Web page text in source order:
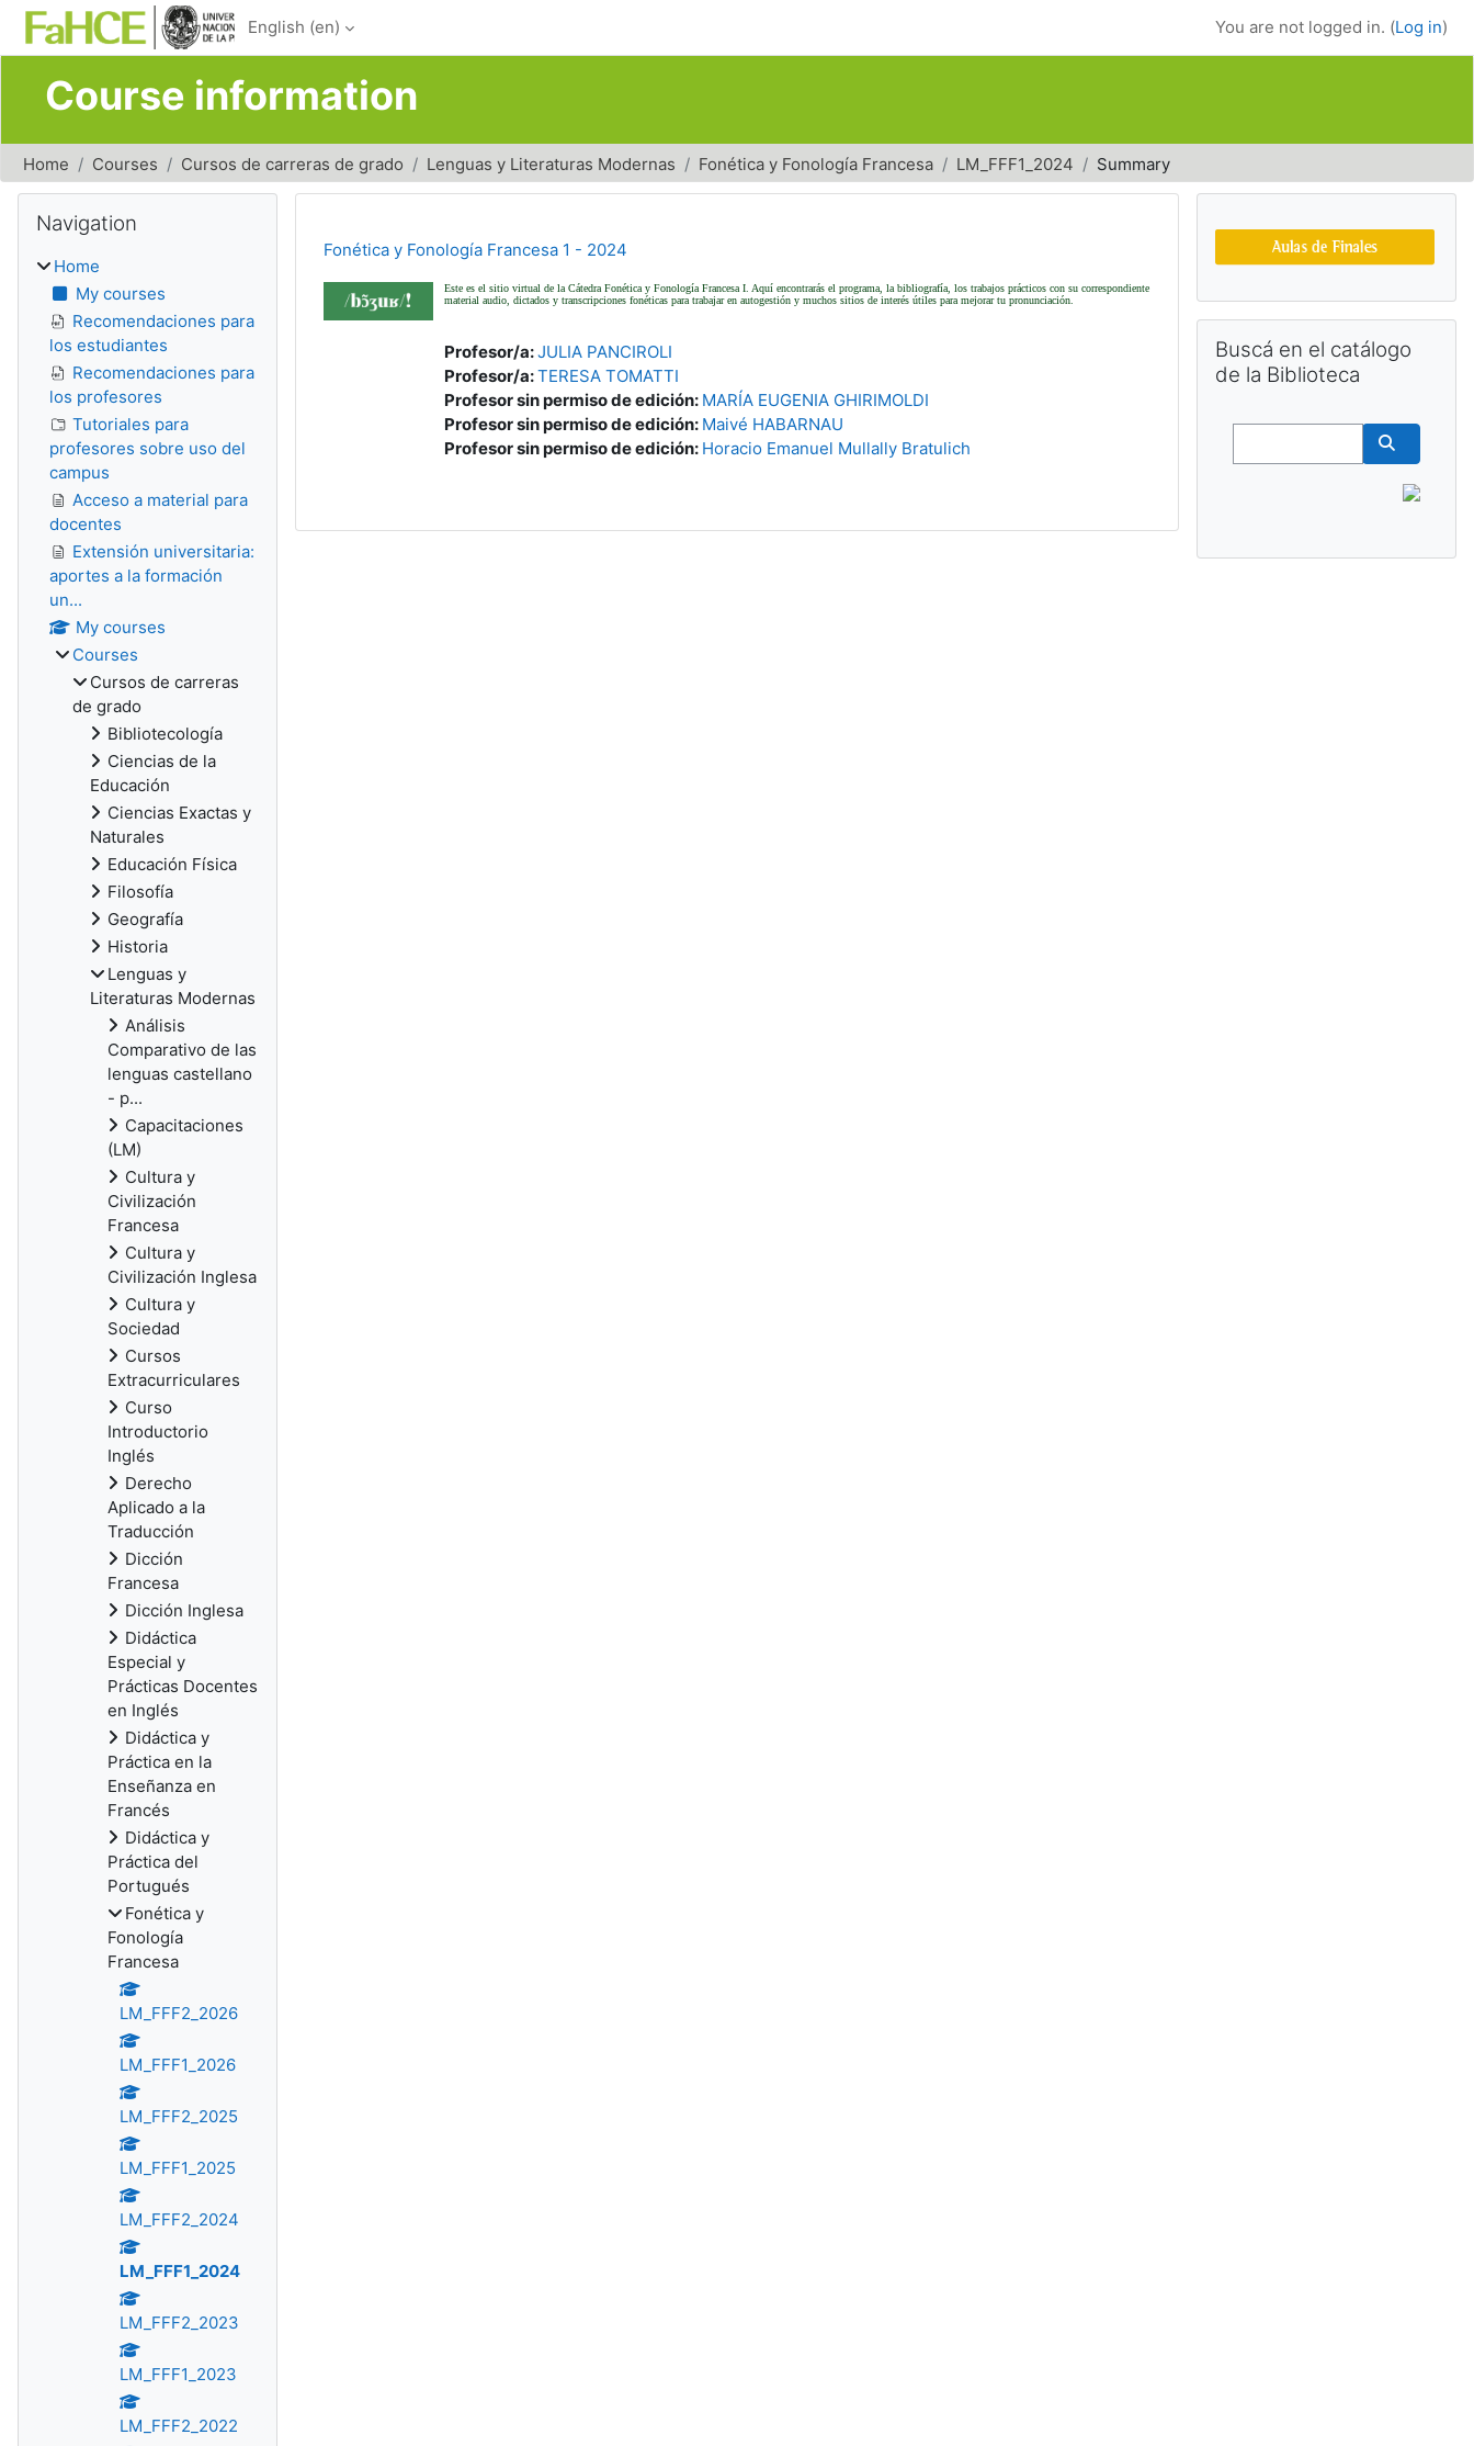
Skip to main content
English ‎(en)‎ You are not logged in. (Log in)
Course information
Home Courses Cursos de carreras de grado Lenguas y Literaturas Modernas Fonética y Fonología Francesa LM_FFF1_2024 Summary
Fonética y Fonología Francesa 1 - 2024
Este es el sitio virtual de la Cátedra Fonética y Fonología Francesa I. Aquí encontrarás el programa, la bibliografía, los trabajos prácticos con su correspondiente
material audio, dictados y transcripciones fonéticas para trabajar en autogestión y muchos sitios de interés útiles para mejorar tu pronunciación.
Profesor/a:JULIA PANCIROLI
Profesor/a:TERESA TOMATTI
Profesor sin permiso de edición: MARÍA EUGENIA GHIRIMOLDI
Profesor sin permiso de edición: Maivé HABARNAU
Profesor sin permiso de edición: Horacio Emanuel Mullally Bratulich
Blocks
Navigation
Home
My courses
Recomendaciones para
los estudiantes
Recomendaciones para
los profesores
Tutoriales para
profesores sobre uso del
campus
Acceso a material para
docentes
Extensión universitaria:
aportes a la formación
un...
My courses
Courses
Cursos de carreras
de grado
Bibliotecología
Ciencias de la
Educación
Ciencias Exactas y
Naturales
Educación Física
Filosofía
Geografía
Historia
Lenguas y
Literaturas Modernas
Análisis
Comparativo de las
lenguas castellano
- p...
Capacitaciones
(LM)
Cultura y
Civilización
Francesa
Cultura y
Civilización Inglesa
Cultura y
Sociedad
Cursos
Extracurriculares
Curso
Introductorio
Inglés
Derecho
Aplicado a la
Traducción
Dicción
Francesa
Dicción Inglesa
Didáctica
Especial y
Prácticas Docentes
en Inglés
Didáctica y
Práctica en la
Enseñanza en
Francés
Didáctica y
Práctica del
Portugués
Fonética y
Fonología
Francesa
LM_FFF2_2026
LM_FFF1_2026
LM_FFF2_2025
LM_FFF1_2025
LM_FFF2_2024
LM_FFF1_2024
LM_FFF2_2023
LM_FFF1_2023
LM_FFF2_2022
Buscá en el catálogo
de la Biblioteca
Buscar
Buscar